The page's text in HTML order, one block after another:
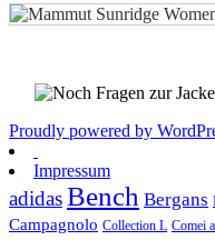
Proudly powered by
Impressum
adidasBench Bergans
Campagnolo Collection L Comei